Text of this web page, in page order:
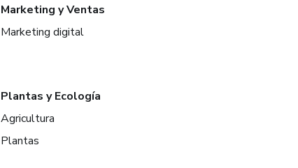
Marketing y Ventas
Marketing digital
Plantas y Ecología
Agricultura
Plantas